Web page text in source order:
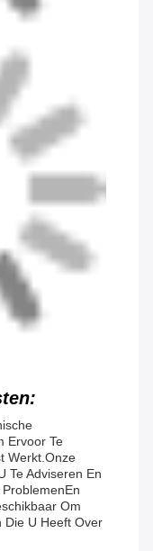
Ervoor Te
Werkt.Onze
Te Adviseren En
Om
Die U Heeft Over